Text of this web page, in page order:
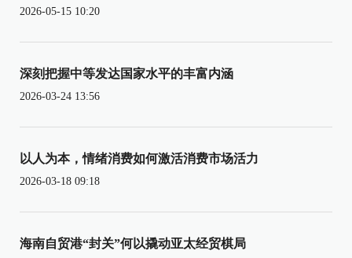
2026-05-15 10:20
深刻把握中等发达国家水平的丰富内涵
2026-03-24 13:56
以人为本，情绪消费如何激活消费市场活力
2026-03-18 09:18
海南自贸港“封关”何以撬动亚太经贸棋局